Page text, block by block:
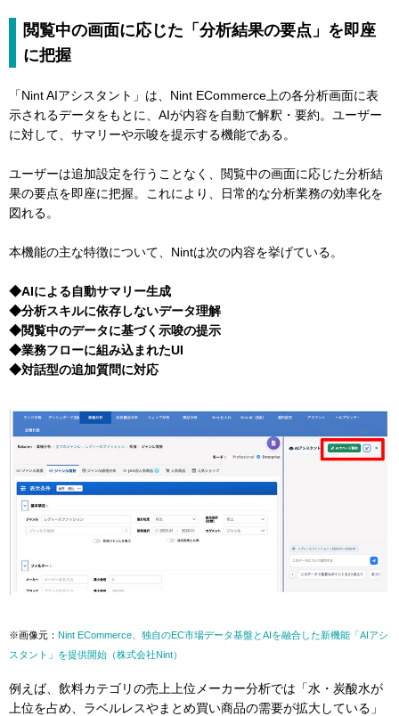
閲覧中の画面に応じた「分析結果の要点」を即座
に把握
「Nint AIアシスタント」は、Nint ECommerce上の各分析画面に表
示されるデータをもとに、AIが内容を自動で解釈・要約。ユーザー
に対して、サマリーや示唆を提示する機能である。
ユーザーは追加設定を行うことなく、閲覧中の画面に応じた分析結
果の要点を即座に把握。これにより、日常的な分析業務の効率化を
図れる。
本機能の主な特徴について、Nintは次の内容を挙げている。
◆AIによる自動サマリー生成
◆分析スキルに依存しないデータ理解
◆閲覧中のデータに基づく示唆の提示
◆業務フローに組み込まれたUI
◆対話型の追加質問に対応
※画像元： Nint ECommerce、独自のEC市場データ基盤とAIを融合した新機能「AIアシ
スタント」を提供開始（株式会社Nint）
例えば、飲料カテゴリの売上上位メーカー分析では「水・炭酸水が
上位を占め、ラベルレスやまとめ買い商品の需要が拡大している」